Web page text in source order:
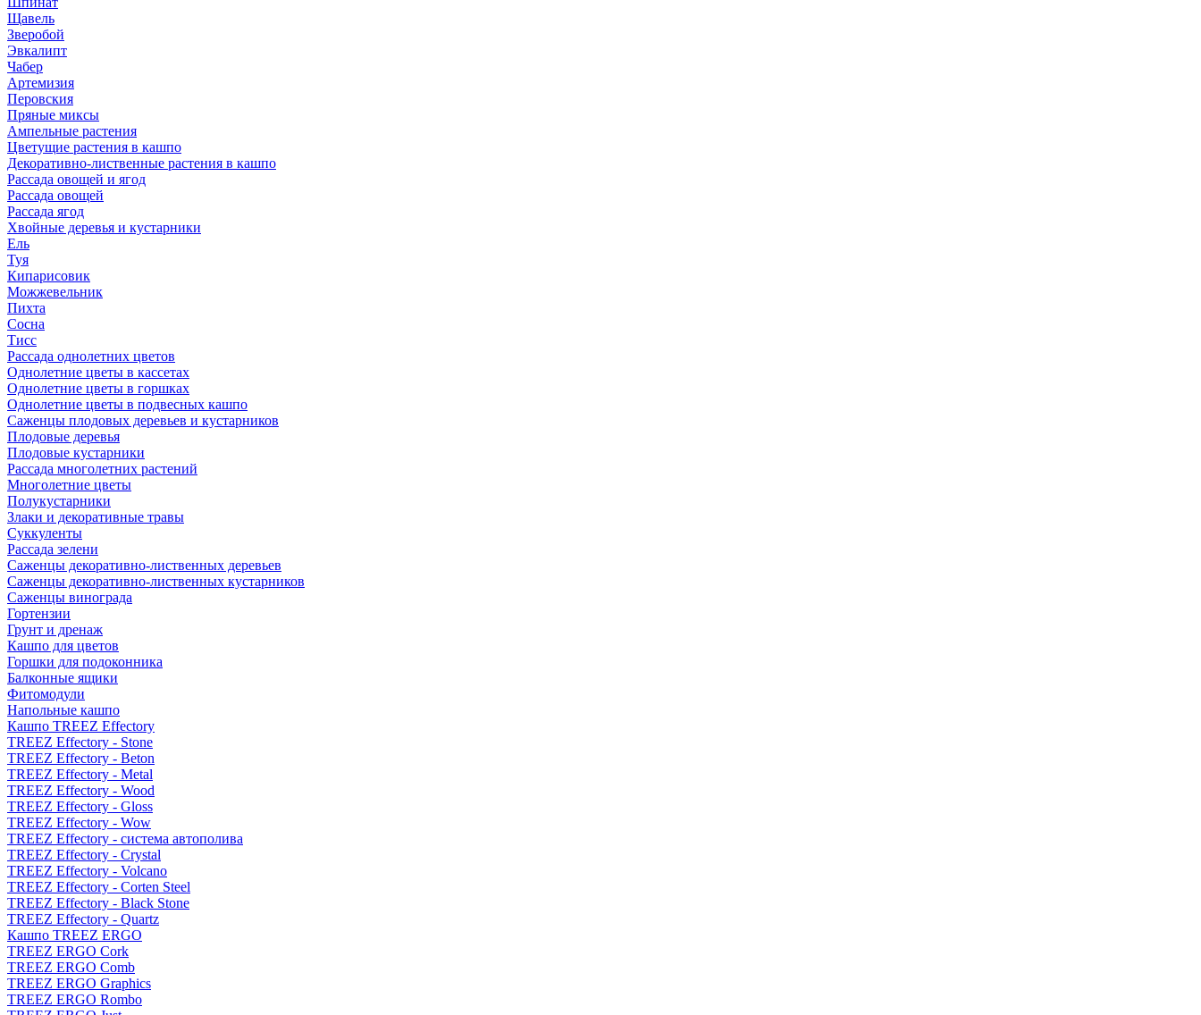
Щавель
Зверобой
Эвкалипт
Чабер
Артемизия
Перовския
Пряные миксы
Ампельные растения
Цветущие растения в кашпо
Декоративно-лиственные растения в кашпо
Рассада овощей и ягод
Рассада овощей
Рассада ягод
Хвойные деревья и кустарники
Ель
Туя
Кипарисовик
Можжевельник
Пихта
Сосна
Тисc
Рассада однолетних цветов
Однолетние цветы в кассетах
Однолетние цветы в горшках
Однолетние цветы в подвесных кашпо
Саженцы плодовых деревьев и кустарников
Плодовые деревья
Плодовые кустарники
Рассада многолетних растений
Многолетние цветы
Полукустарники
Злаки и декоративные травы
Суккуленты
Рассада зелени
Саженцы декоративно-лиственных деревьев
Саженцы декоративно-лиственных кустарников
Саженцы винограда
Гортензии
Грунт и дренаж
Кашпо для цветов
Горшки для подоконника
Балконные ящики
Фитомодули
Напольные кашпо
Кашпо TREEZ Effectory
TREEZ Effectory - Stone
TREEZ Effectory - Beton
TREEZ Effectory - Metal
TREEZ Effectory - Wood
TREEZ Effectory - Gloss
TREEZ Effectory - Wow
TREEZ Effectory - система автополива
TREEZ Effectory - Crystal
TREEZ Effectory - Volcano
TREEZ Effectory - Corten Steel
TREEZ Effectory - Black Stone
TREEZ Effectory - Quartz
Кашпо TREEZ ERGO
TREEZ ERGO Cork
TREEZ ERGO Comb
TREEZ ERGO Graphics
TREEZ ERGO Rombo